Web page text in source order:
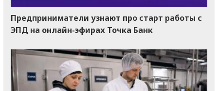
Предприниматели узнают про старт работы с
ЭПД на онлайн-эфирах Точка Банк